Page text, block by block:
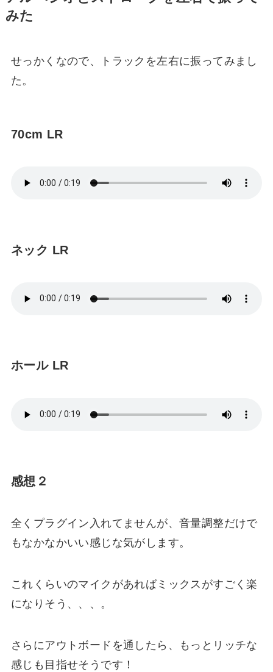
みた
せっかくなので、トラックを左右に振ってみまし
た。
70cm LR
ネック LR
ホール LR
感想２
全くプラグイン入れてませんが、音量調整だけで
もなかなかいい感じな気がします。
これくらいのマイクがあればミックスがすごく楽
になりそう、、、。
さらにアウトボードを通したら、もっとリッチな
感じも目指せそうです！